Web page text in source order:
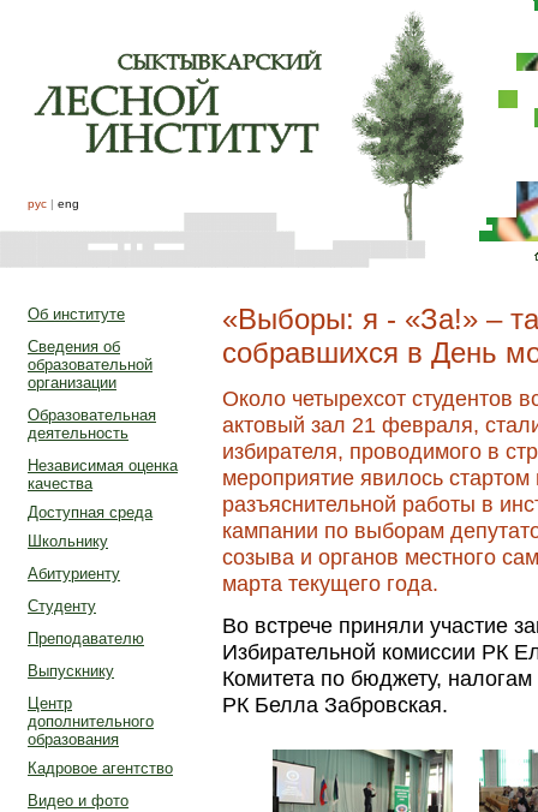
рус | eng
Об институте
Сведения об
образовательной
организации
Образовательная
деятельность
Независимая оценка
качества
Доступная среда
Школьнику
Абитуриенту
Студенту
Преподавателю
Выпускнику
Центр
дополнительного
образования
Кадровое агентство
Видео и фото
«Выборы: я - «За!» –
собравшихся в День
Около четырехсот студентов
актовый зал 21 февраля,
избирателя, проводимого в
мероприятие явилось
разъяснительной работы в
кампании по выборам
созыва и органов местного
марта текущего года.
Во встрече приняли участие
Избирательной комиссии РК
Комитета по бюджету,
РК Белла Забровская.